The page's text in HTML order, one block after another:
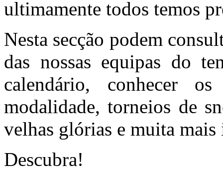
ultimamente todos temos
Nesta secção podem
das nossas equipas do
calendário, conhecer
modalidade, torneios de
velhas glórias e muita
Descubra!